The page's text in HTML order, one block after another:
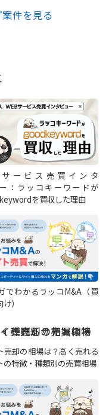
件を見る
サービス売買インタ
：ラッコキーワードが
を買収した理由
でわかるラッコM&A（買
）
売却の相場は？高く売れる
の特徴・種類別の売買相場